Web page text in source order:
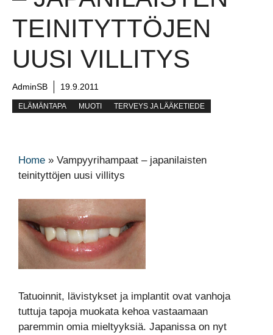
TEINITYTTÖJEN
UUSI VILLITYS
AdminSB 19.9.2011
ELÄMÄNTAPA MUOTI TERVEYS JA LÄÄKETIEDE
Home » Vampyyrihampaat – japanilaisten
teinityttöjen uusi villitys
Tatuoinnit, lävistykset ja implantit ovat vanhoja
tuttuja tapoja muokata kehoa vastaamaan
paremmin omia mieltyyksiä. Japanissa on nyt